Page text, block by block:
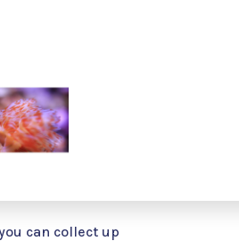
can collect up